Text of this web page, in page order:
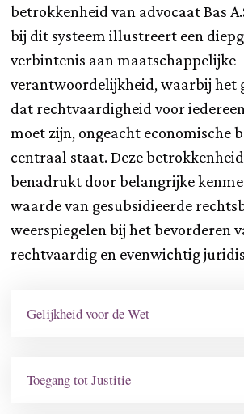
betrokkenheid van advocaat Bas
bij dit systeem illustreert een
verbintenis aan maatschappelijke
verantwoordelijkheid, waarbij het
dat rechtvaardigheid voor
moet zijn, ongeacht economische
centraal staat. Deze
benadrukt door belangrijke
waarde van gesubsidieerde
weerspiegelen bij het bevorderen
rechtvaardig en evenwichtig
Gelijkheid voor de Wet
Toegang tot Justitie